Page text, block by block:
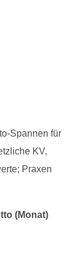
Spannen für
KV,
Praxen
(Monat)